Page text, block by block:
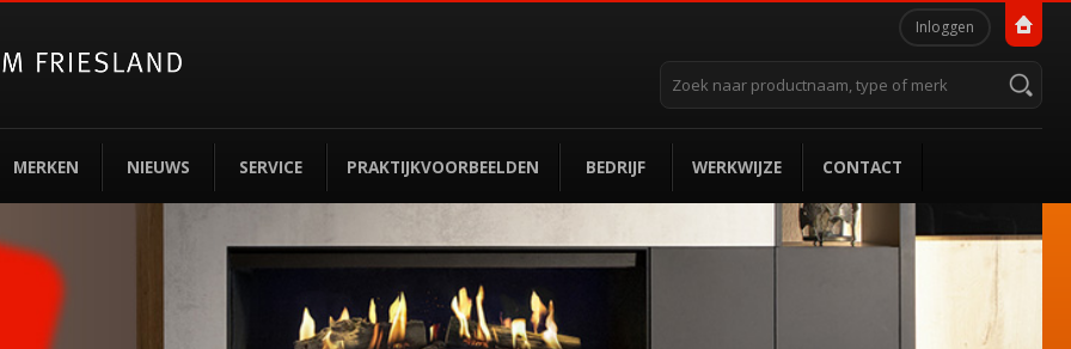
Persoonlijke
Inloggen
Zoek
zoeken...
MERKEN NIEUWS SERVICE PRAKTIJKVOORBEELDEN BEDRIJF WERKWIJZE CONTACT